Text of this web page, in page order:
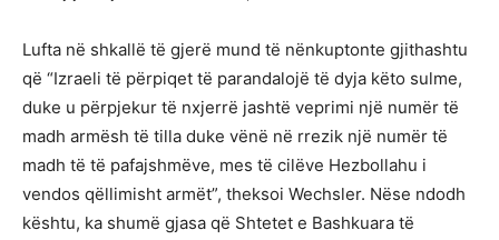
Lufta në shkallë të gjerë mund të nënkuptonte gjithashtu
që “Izraeli të përpiqet të parandalojë të dyja këto sulme,
duke u përpjekur të nxjerrë jashtë veprimi një numër të
madh armësh të tilla duke vënë në rrezik një numër të
madh të të pafajshmëve, mes të cilëve Hezbollahu i
vendos qëllimisht armët”, theksoi Wechsler. Nëse ndodh
kështu, ka shumë gjasa që Shtetet e Bashkuara të